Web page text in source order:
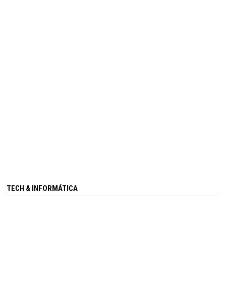
TECH & INFORMÁTICA